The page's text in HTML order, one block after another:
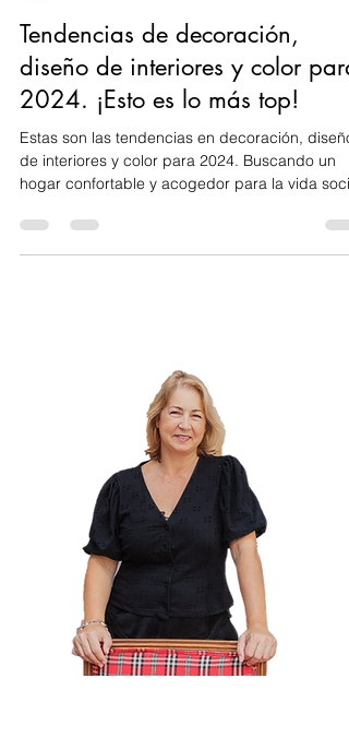
21 nov 2023
7 min de lectura
Tendencias de decoración,
diseño de interiores y color para
2024. ¡Esto es lo más top!
Estas son las tendencias en decoración, diseño
hogar confortable y acogedor para la vida